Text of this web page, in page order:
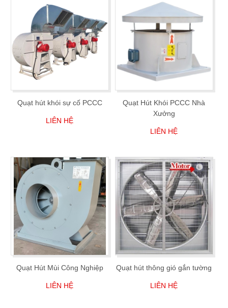
Quạt hút khói sự cố PCCC
LIÊN HỆ
Quạt Hút Khói PCCC Nhà
Xưởng
LIÊN HỆ
Quạt Hút Mùi Công Nghiệp
LIÊN HỆ
Quạt hút thông gió gắn tường
LIÊN HỆ